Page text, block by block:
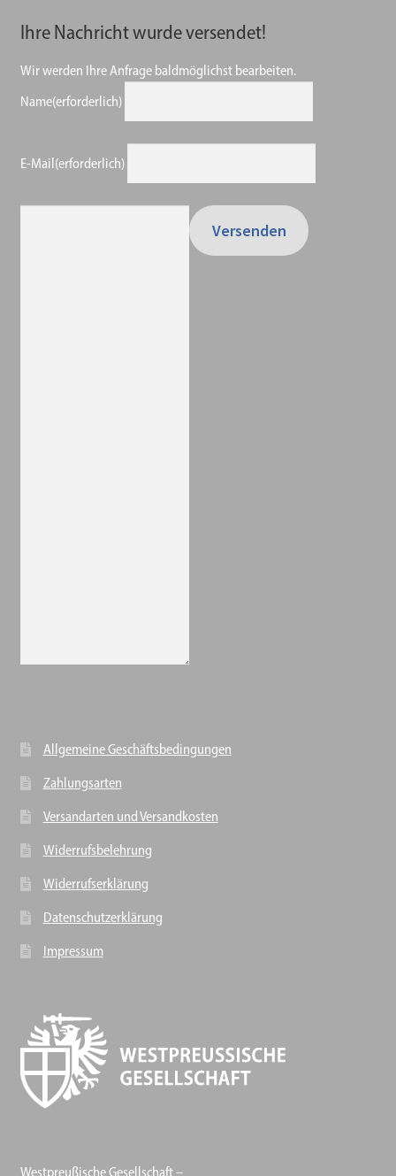
Ihre Nachricht wurde versendet!
Wir werden Ihre Anfrage baldmöglichst bearbeiten.
Name(erforderlich)
E-Mail(erforderlich)
Versenden
Allgemeine Geschäftsbedingungen
Zahlungsarten
Versandarten und Versandkosten
Widerrufsbelehrung
Widerrufserklärung
Datenschutzerklärung
Impressum
Westpreußische Gesellschaft –